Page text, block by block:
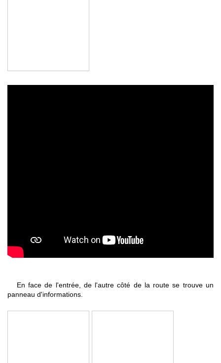
En face de l'entrée, de l'autre côté de la route se trouve un
panneau d'informations.